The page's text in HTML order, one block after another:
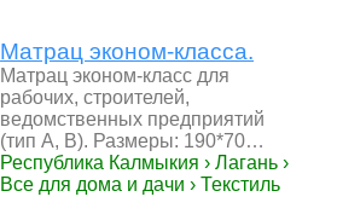
Матрац эконом-класса.
Матрац эконом-класс для
рабочих, строителей,
ведомственных предприятий
(тип А, В). Размеры: 190*70…
Республика Калмыкия › Лагань ›
Все для дома и дачи › Текстиль